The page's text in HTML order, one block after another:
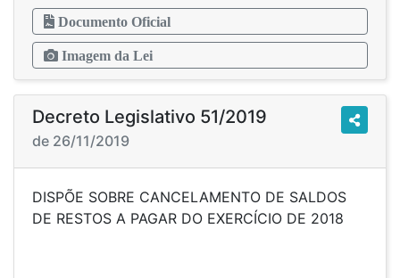
Documento Oficial
Imagem da Lei
Decreto Legislativo 51/2019
de 26/11/2019
DISPÕE SOBRE CANCELAMENTO DE SALDOS
DE RESTOS A PAGAR DO EXERCÍCIO DE 2018